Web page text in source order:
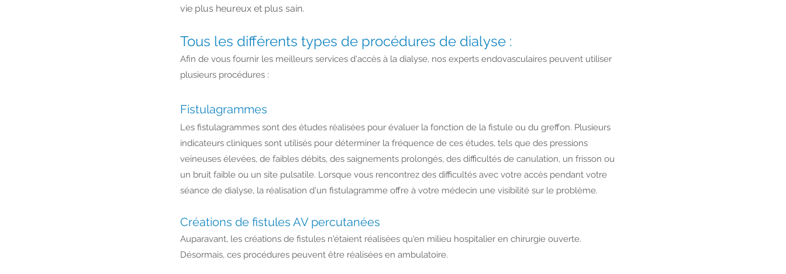
vie plus heureux et plus sain.
Tous les différents types de procédures de dialyse :
Afin de vous fournir les meilleurs services d'accès à la dialyse, nos experts endovasculaires peuvent utiliser
plusieurs procédures :
Fistulagrammes
Les fistulagrammes sont des études réalisées pour évaluer la fonction de la fistule ou du greffon. Plusieurs
indicateurs cliniques sont utilisés pour déterminer la fréquence de ces études, tels que des pressions
veineuses élevées, de faibles débits, des saignements prolongés, des difficultés de canulation, un frisson ou
un bruit faible ou un site pulsatile. Lorsque vous rencontrez des difficultés avec votre accès pendant votre
séance de dialyse, la réalisation d'un fistulagramme offre à votre médecin une visibilité sur le problème.
Créations de fistules AV percutanées
Auparavant, les créations de fistules n'étaient réalisées qu'en milieu hospitalier en chirurgie ouverte.
Désormais, ces procédures peuvent être réalisées en ambulatoire.